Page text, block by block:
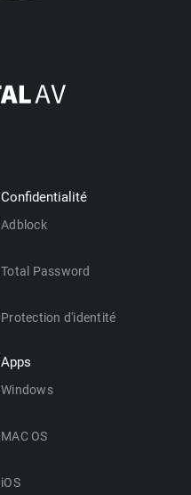
Confidentialité
Adblock
Total Password
Protection d'identité
Apps
Windows
MAC OS
iOS